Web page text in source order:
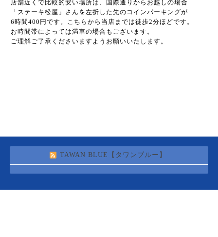
店舗近くで比較的安い場所は、国際通りからお越しの場合
「ステーキ松屋」さんを左折した先のコインパーキングが
6時間400円です。こちらから当店までは徒歩2分ほどです。
お時間帯によっては満車の場合もございます。
ご理解ご了承くださいますようお願いいたします。
TAWAN BLUE【タワンブルー】